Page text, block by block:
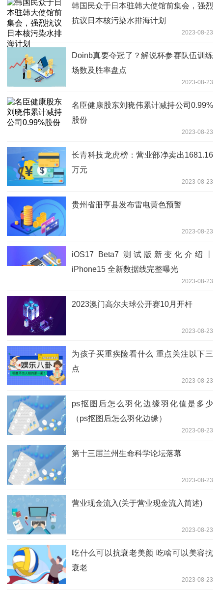
韩国民众于日本驻韩大使馆前集会，强烈
抗议日本核污染水排海计划
2023-08-23
Doinb真要夺冠了？解说杯参赛队伍训练
场数及胜率盘点
2023-08-23
名臣健康股东刘晓伟累计减持公司0.99%
股份
2023-08-23
长青科技龙虎榜：营业部净卖出1681.16
万元
2023-08-23
贵州省册亨县发布雷电黄色预警
2023-08-23
iOS17 Beta7 测试版新变化介绍丨
iPhone15 全新数据线完整曝光
2023-08-23
2023澳门高尔夫球公开赛10月开杆
2023-08-23
为孩子买重疾险看什么 重点关注以下三
点
2023-08-23
ps抠图后怎么羽化边缘羽化值是多少
（ps抠图后怎么羽化边缘）
2023-08-23
第十三届兰州生命科学论坛落幕
2023-08-23
营业现金流入(关于营业现金流入简述)
2023-08-23
吃什么可以抗衰老美颜 吃啥可以美容抗
衰老
2023-08-23